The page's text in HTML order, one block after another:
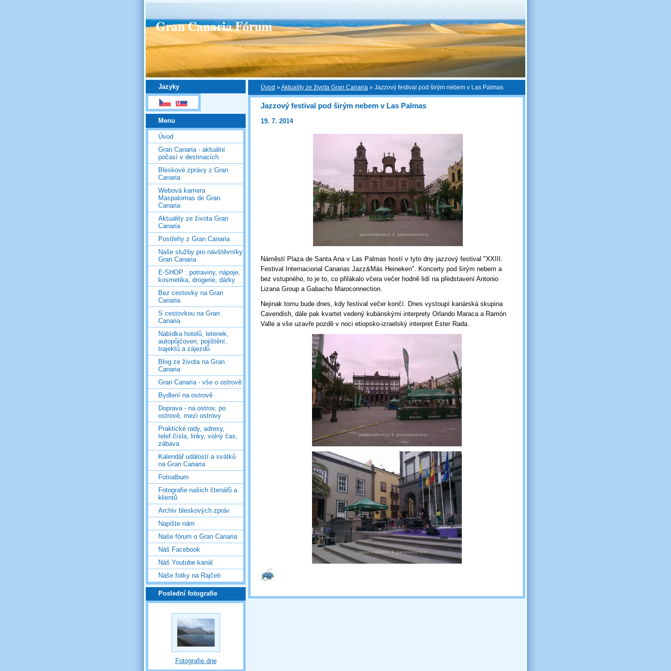
Gran Canaria Fórum
Jazyky
Menu
Úvod
Gran Canaria - aktuální
počasí v destinacích
Bleskové zprávy z Gran
Canaria
Webová kamera
Maspalomas de Gran
Canaria
Aktuality ze života Gran
Canaria
Postřehy z Gran Canaria
Naše služby pro návštěvníky
Gran Canaria
E-SHOP : potraviny, nápoje,
kosmetika, drogerie, dárky
Bez cestovky na Gran
Canaria
S cestovkou na Gran
Canaria
Nabídka hotelů, letenek,
autopůjčoven, pojištění,
trajektů a zájezdů
Blog ze života na Gran
Canaria
Gran Canaria - vše o ostrově
Bydlení na ostrově
Doprava - na ostrov, po
ostrově, mezi ostrovy
Praktické rady, adresy,
telef.čísla, linky, volný čas,
zábava
Kalendář událostí a svátků
na Gran Canaria
Fotoalbum
Fotografie našich čtenářů a
klientů
Archiv bleskových zpráv
Napište nám
Naše fórum o Gran Canaria
Náš Facebook
Náš Youtube kanál
Náše fotky na Rajčeti
Poslední fotografie
Fotografie dne
Úvod »Aktuality ze života Gran Canaria » Jazzový festival pod širým nebem v Las Palmas
Jazzový festival pod širým nebem v Las Palmas
19. 7. 2014
Náměstí Plaza de Santa Ana v Las Palmas hostí v tyto dny jazzový festival "XXIII.
Festival Internacional Canarias Jazz&Más Heineken". Koncerty pod širým nebem a
bez vstupného, to je to, co přilákalo včera večer hodně lidí na představení Antonio
Lizana Group a Gabacho Maroconnection.
Nejinak tomu bude dnes, kdy festival večer končí. Dnes vystoupí kanárská skupina
Cavendish, dále pak kvartet vedený kubánskými interprety Orlando Maraca a Ramón
Valle a vše uzavře pozdě v noci etiopsko-izraelský interpret Ester Rada.